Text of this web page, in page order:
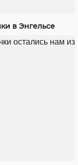
в Энгельсе